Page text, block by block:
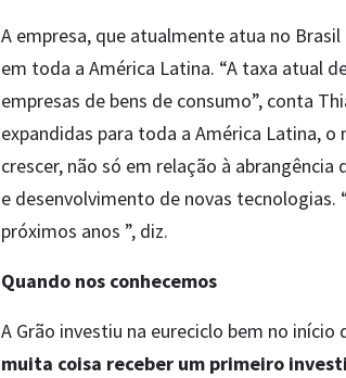
A empresa, que atualmente atua no
em toda a América Latina. “A taxa atual
empresas de bens de consumo”, conta
expandidas para toda a América Latina,
crescer, não só em relação à
e desenvolvimento de novas
próximos anos ”, diz.
Quando nos conhecemos
A Grão investiu na eureciclo bem no
muita coisa receber um primeiro